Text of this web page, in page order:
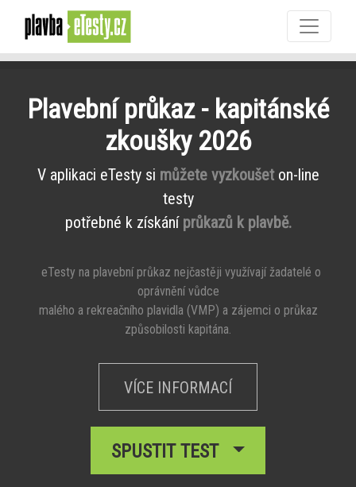
Plavební průkaz - kapitánské
zkoušky 2026
V aplikaci eTesty si můžete vyzkoušeton-line
testy
potřebné k získání průkazů k plavbě.
eTesty na plavební průkaz nejčastěji využívají žadatelé o
oprávnění vůdce
malého a rekreačního plavidla (VMP) a zájemci o průkaz
způsobilosti kapitána.
VÍCE INFORMACÍ
SPUSTIT TEST